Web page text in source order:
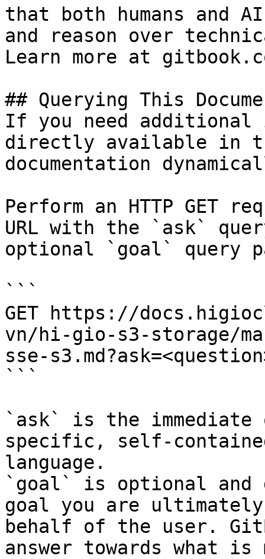
that both humans and
and reason over
Learn more at
## Querying This
If you need
directly available in
documentation
Perform an HTTP GET
URL with the `ask`
optional `goal` query
```
GET https://
vn/hi-gio-s3-storage/
sse-
```
`ask` is the
specific, self-
language.
`goal` is optional and
goal you are
behalf of the user.
answer towards what